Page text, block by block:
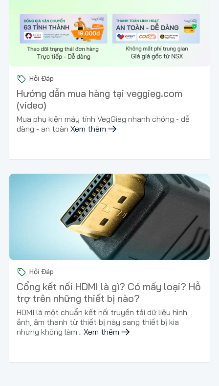
Hỏi Đáp
Hướng dẫn mua hàng tại veggieg.com
(video)
Mua phụ kiện máy tính VegGieg nhanh chóng - dễ
dàng - an toàn Xem thêm
Hỏi Đáp
Cổng kết nối HDMI là gì? Có mấy loại? Hỗ
trợ trên những thiết bị nào?
HDMI là một chuẩn kết nối truyền tải dữ liệu hình
ảnh, âm thanh từ thiết bị này sang thiết bị kia
nhưng không làm... Xem thêm